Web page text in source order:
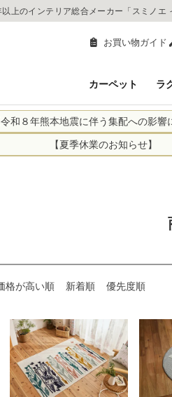
上のインテリア総合メーカー「スミノ
お買い物ガイド
カーペット ラ
令和８年熊本地震に伴う集配への影響
なりになられた方々に深く哀悼の意
この地震の影響により、現在、一
などにより、対象地域やサービス
しますが、何卒ご理解賜りますよう
【夏季休業のお知らせ】
ちらから
格が高い順 新着順 優先度順